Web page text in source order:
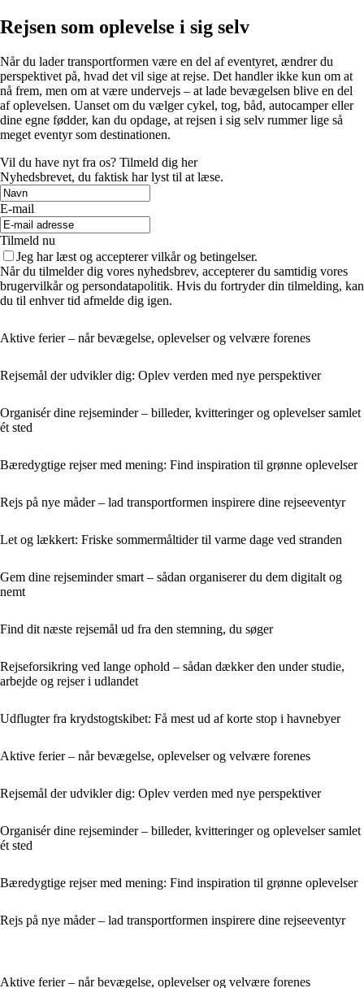
Rejsen som oplevelse i sig selv
Når du lader transportformen være en del af eventyret, ændrer du
perspektivet på, hvad det vil sige at rejse. Det handler ikke kun om at
nå frem, men om at være undervejs – at lade bevægelsen blive en del
af oplevelsen. Uanset om du vælger cykel, tog, båd, autocamper eller
dine egne fødder, kan du opdage, at rejsen i sig selv rummer lige så
meget eventyr som destinationen.
Vil du have nyt fra os? Tilmeld dig her
Nyhedsbrevet, du faktisk har lyst til at læse.
E-mail
Tilmeld nu
Jeg har læst og accepterer vilkår og betingelser.
Når du tilmelder dig vores nyhedsbrev, accepterer du samtidig vores
brugervilkår og persondatapolitik. Hvis du fortryder din tilmelding, kan
du til enhver tid afmelde dig igen.
Aktive ferier – når bevægelse, oplevelser og velvære forenes
Rejsemål der udvikler dig: Oplev verden med nye perspektiver
Organisér dine rejseminder – billeder, kvitteringer og oplevelser samlet
ét sted
Bæredygtige rejser med mening: Find inspiration til grønne oplevelser
Rejs på nye måder – lad transportformen inspirere dine rejseeventyr
Let og lækkert: Friske sommermåltider til varme dage ved stranden
Gem dine rejseminder smart – sådan organiserer du dem digitalt og
nemt
Find dit næste rejsemål ud fra den stemning, du søger
Rejseforsikring ved lange ophold – sådan dækker den under studie,
arbejde og rejser i udlandet
Udflugter fra krydstogtskibet: Få mest ud af korte stop i havnebyer
Aktive ferier – når bevægelse, oplevelser og velvære forenes
Rejsemål der udvikler dig: Oplev verden med nye perspektiver
Organisér dine rejseminder – billeder, kvitteringer og oplevelser samlet
ét sted
Bæredygtige rejser med mening: Find inspiration til grønne oplevelser
Rejs på nye måder – lad transportformen inspirere dine rejseeventyr
Aktive ferier – når bevægelse, oplevelser og velvære forenes